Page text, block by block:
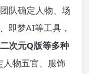
队确定人物、场
、即梦AI等工具，
次元Q版等多种
人物五官、服饰